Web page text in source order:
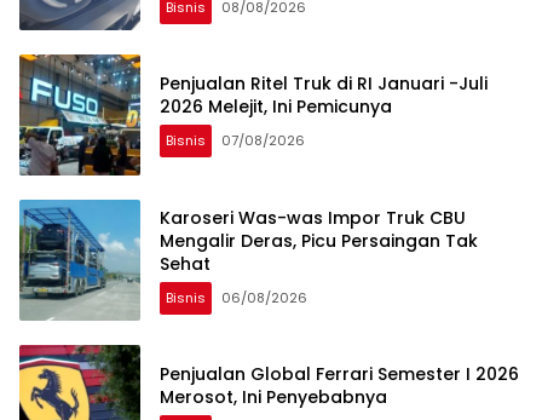
Bisnis 08/08/2026
Penjualan Ritel Truk di RI Januari -Juli
2026 Melejit, Ini Pemicunya
Bisnis 07/08/2026
Karoseri Was-was Impor Truk CBU
Mengalir Deras, Picu Persaingan Tak
Sehat
Bisnis 06/08/2026
Penjualan Global Ferrari Semester I 2026
Merosot, Ini Penyebabnya